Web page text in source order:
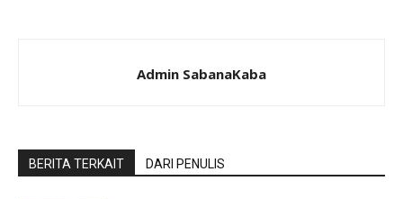
Admin SabanaKaba
BERITA TERKAIT DARI PENULIS